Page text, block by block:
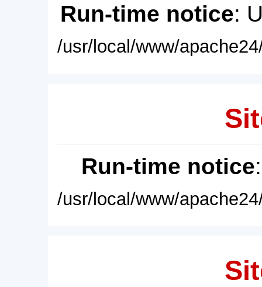
Run-time notice:
/usr/local/www/
Run-time notice
/usr/local/www/